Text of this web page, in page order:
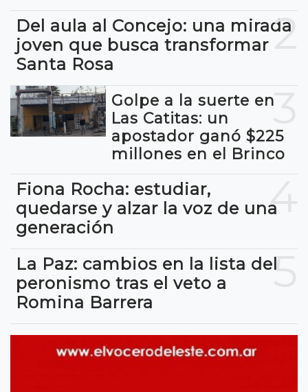
2
Del aula al Concejo: una mirada
joven que busca transformar
Santa Rosa
3
Golpe a la suerte en
Las Catitas: un
apostador ganó $225
millones en el Brinco
4
Fiona Rocha: estudiar,
quedarse y alzar la voz de una
generación
5
La Paz: cambios en la lista del
peronismo tras el veto a
Romina Barrera